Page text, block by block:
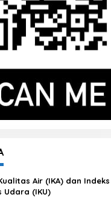
Air (IKA) dan Indeks
Udara (IKU)